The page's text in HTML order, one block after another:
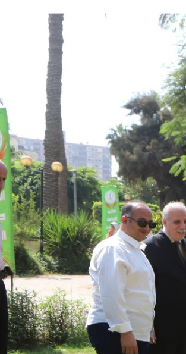
كلمة عميد الكلية
رؤساء الأقسام العلمية
الهيكل
تاريخ
الخطة الإستراتجية و
ميثاق
بحوث فى حقوق الملكية
إستراتجية
البريد الإلكترونى لإدارات و